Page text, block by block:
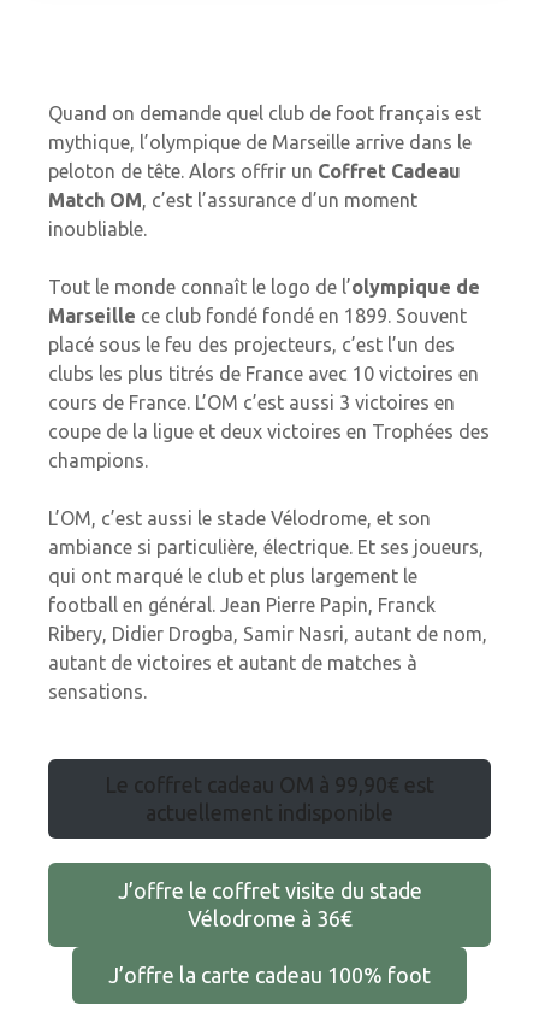
Quand on demande quel club de foot français est
mythique, l’olympique de Marseille arrive dans le
peloton de tête. Alors offrir un Coffret Cadeau
Match OM, c’est l’assurance d’un moment
inoubliable.
Tout le monde connaît le logo de l’olympique de
Marseille ce club fondé fondé en 1899. Souvent
placé sous le feu des projecteurs, c’est l’un des
clubs les plus titrés de France avec 10 victoires en
cours de France. L’OM c’est aussi 3 victoires en
coupe de la ligue et deux victoires en Trophées des
champions.
L’OM, c’est aussi le stade Vélodrome, et son
ambiance si particulière, électrique. Et ses joueurs,
qui ont marqué le club et plus largement le
football en général. Jean Pierre Papin, Franck
Ribery, Didier Drogba, Samir Nasri, autant de nom,
autant de victoires et autant de matches à
sensations.
Le coffret cadeau OM à 99,90€ est
actuellement indisponible
J’offre le coffret visite du stade
Vélodrome à 36€
J’offre la carte cadeau 100% foot